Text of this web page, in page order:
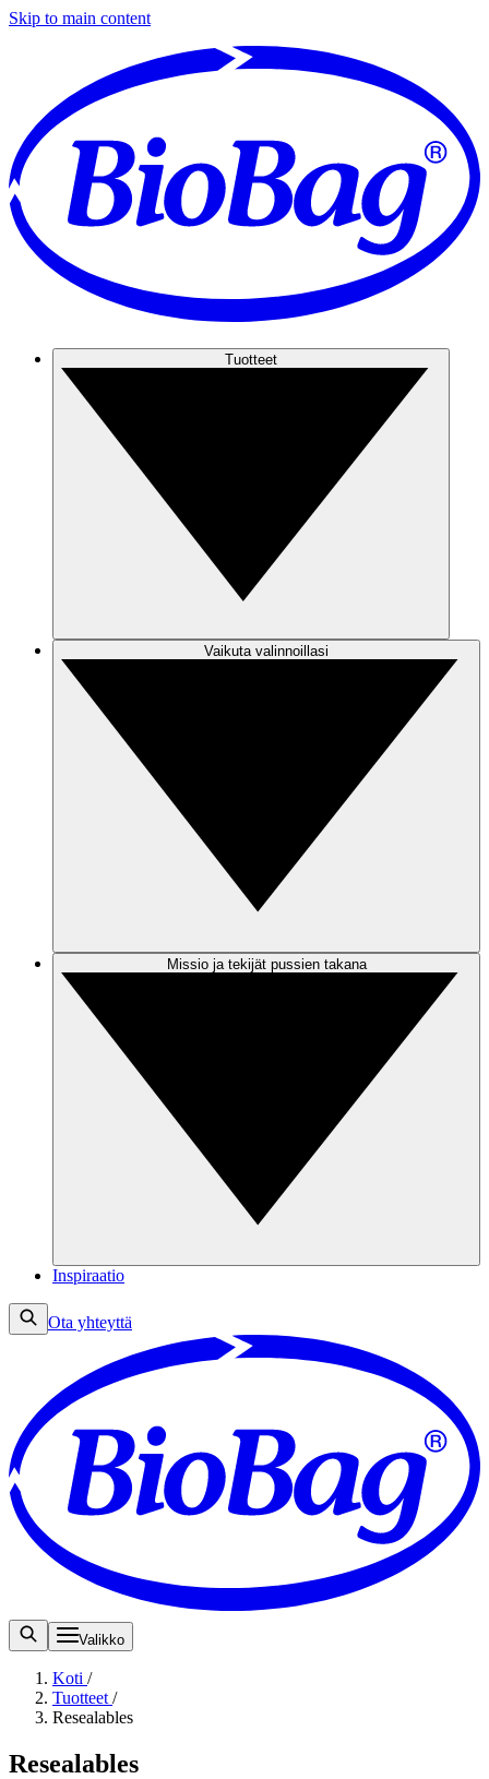
Skip to main content
Tuotteet
Vaikuta valinnoillasi
Missio ja tekijät pussien takana
Inspiraatio
Ota yhteyttä
Valikko
Koti /
Tuotteet /
Resealables
Resealables